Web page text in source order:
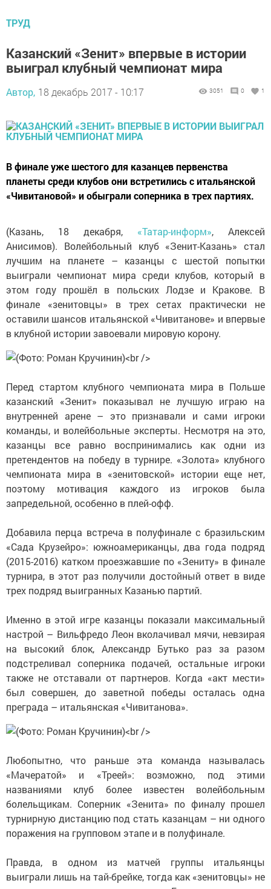
ТРУД
Казанский «Зенит» впервые в истории
выиграл клубный чемпионат мира
Автор, 18 декабрь 2017 - 10:17 3051 0 1
В финале уже шестого для казанцев первенства
планеты среди клубов они встретились с итальянской
«Чивитановой» и обыграли соперника в трех партиях.
(Казань, 18 декабря, «Татар-информ», Алексей
Анисимов). Волейбольный клуб «Зенит-Казань» стал
лучшим на планете – казанцы с шестой попытки
выиграли чемпионат мира среди клубов, который в
этом году прошёл в польских Лодзе и Кракове. В
финале «зенитовцы» в трех сетах практически не
оставили шансов итальянской «Чивитанове» и впервые
в клубной истории завоевали мировую корону.
Перед стартом клубного чемпионата мира в Польше
казанский «Зенит» показывал не лучшую играю на
внутренней арене – это признавали и сами игроки
команды, и волейбольные эксперты. Несмотря на это,
казанцы все равно воспринимались как одни из
претендентов на победу в турнире. «Золота» клубного
чемпионата мира в «зенитовской» истории еще нет,
поэтому мотивация каждого из игроков была
запредельной, особенно в плей-офф.
Добавила перца встреча в полуфинале с бразильским
«Сада Крузейро»: южноамериканцы, два года подряд
(2015-2016) катком проезжавшие по «Зениту» в финале
турнира, в этот раз получили достойный ответ в виде
трех подряд выигранных Казанью партий.
Именно в этой игре казанцы показали максимальный
настрой – Вильфредо Леон вколачивал мячи, невзирая
на высокий блок, Александр Бутько раз за разом
подстреливал соперника подачей, остальные игроки
также не отставали от партнеров. Когда «акт мести»
был совершен, до заветной победы осталась одна
преграда – итальянская «Чивитанова».
Любопытно, что раньше эта команда называлась
«Мачератой» и «Треей»: возможно, под этими
названиями клуб более известен волейбольным
болельщикам. Соперник «Зенита» по финалу прошел
турнирную дистанцию под стать казанцам – ни одного
поражения на групповом этапе и в полуфинале.
Правда, в одном из матчей группы итальянцы
выиграли лишь на тай-брейке, тогда как «зенитовцы» не